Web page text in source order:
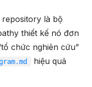
là bộ
thiết kế nó đơn
chức nghiên cứu”
hiệu quả